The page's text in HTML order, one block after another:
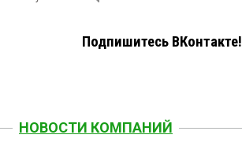
Подпишитесь ВКонтакте!
НОВОСТИ КОМПАНИЙ